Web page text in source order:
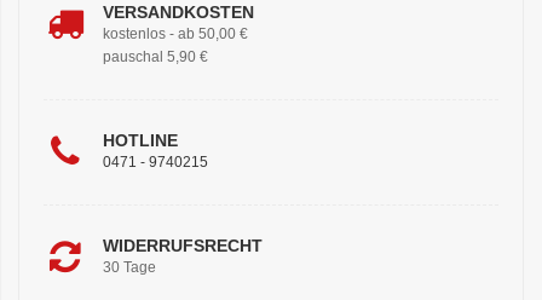
VERSANDKOSTEN
kostenlos - ab 50,00 €
pauschal 5,90 €
HOTLINE
0471 - 9740215
WIDERRUFSRECHT
30 Tage